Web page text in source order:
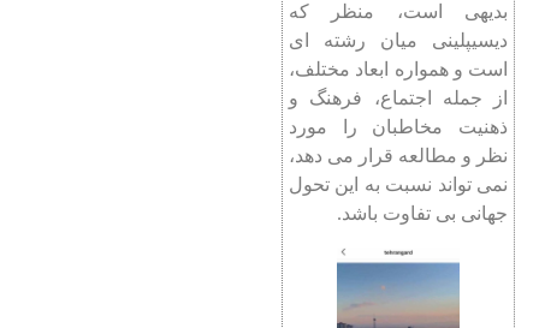
بدیهی است، منظر که
دیسیپلینی میان رشته ای
است و همواره ابعاد مختلف،
از جمله اجتماع، فرهنگ و
ذهنیت مخاطبان را مورد
نظر و مطالعه قرار می دهد،
نمی تواند نسبت به این تحول
جهانی بی تفاوت باشد.